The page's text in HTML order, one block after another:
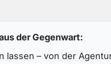
der Gegenwart:
lassen – von der